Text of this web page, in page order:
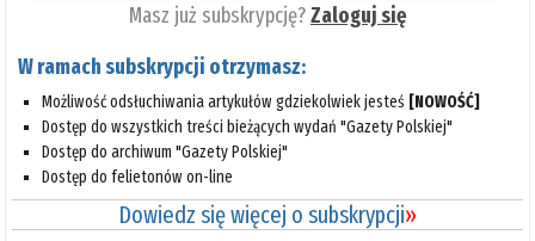
Masz już subskrypcję?Zaloguj się
W ramach subskrypcji otrzymasz:
Możliwość odsłuchiwania artykułów gdziekolwiek jesteś [NOWOŚĆ]
Dostęp do wszystkich treści bieżących wydań "Gazety Polskiej"
Dostęp do archiwum "Gazety Polskiej"
Dostęp do felietonów on-line
Dowiedz się więcej o subskrypcji»